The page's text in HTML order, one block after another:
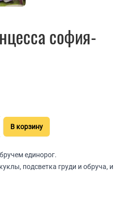
софия-
В корзину
единорог.
подсветка груди и обруча, и